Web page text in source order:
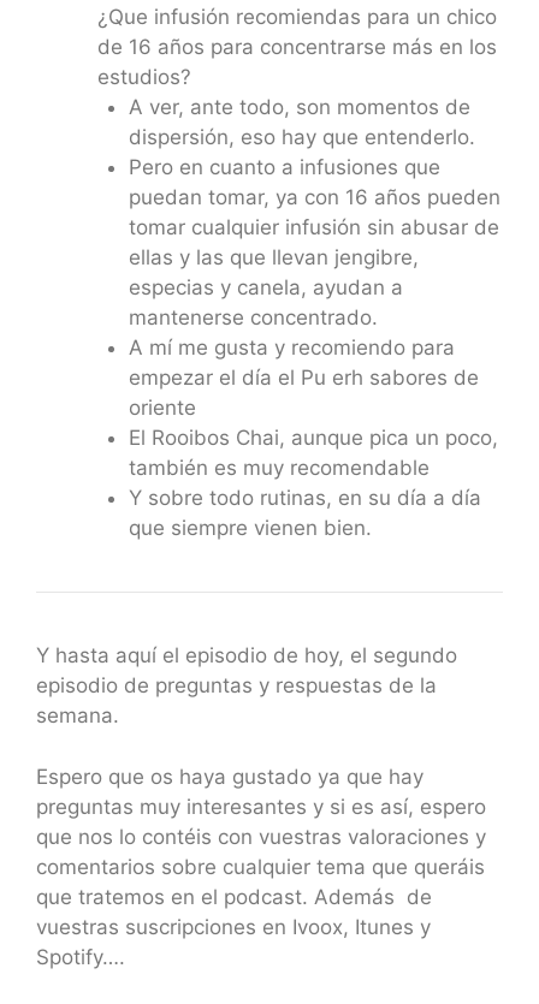
¿Que infusión recomiendas para un chico
de 16 años para concentrarse más en los
estudios?
A ver, ante todo, son momentos de
dispersión, eso hay que entenderlo.
Pero en cuanto a infusiones que
puedan tomar, ya con 16 años pueden
tomar cualquier infusión sin abusar de
ellas y las que llevan jengibre,
especias y canela, ayudan a
mantenerse concentrado.
A mí me gusta y recomiendo para
empezar el día el Pu erh sabores de
oriente
El Rooibos Chai, aunque pica un poco,
también es muy recomendable
Y sobre todo rutinas, en su día a día
que siempre vienen bien.
Y hasta aquí el episodio de hoy, el segundo
episodio de preguntas y respuestas de la
semana.
Espero que os haya gustado ya que hay
preguntas muy interesantes y si es así, espero
que nos lo contéis con vuestras valoraciones y
comentarios sobre cualquier tema que queráis
que tratemos en el podcast. Además de
vuestras suscripciones en Ivoox, Itunes y
Spotify….